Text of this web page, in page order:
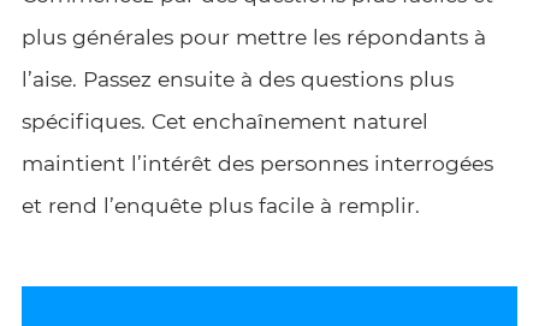
plus générales pour mettre les répondants à
l’aise. Passez ensuite à des questions plus
spécifiques. Cet enchaînement naturel
maintient l’intérêt des personnes interrogées
et rend l’enquête plus facile à remplir.